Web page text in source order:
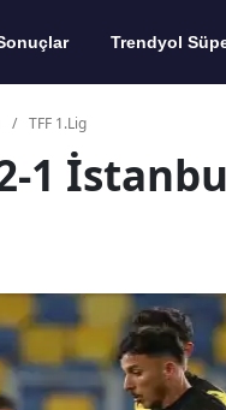
Trendyol
/ TFF 1.Lig
1